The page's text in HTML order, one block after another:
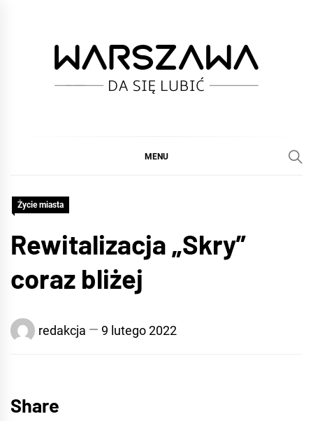
MENU
Życie miasta
Rewitalizacja „Skry”
coraz bliżej
redakcja 9 lutego 2022
Share